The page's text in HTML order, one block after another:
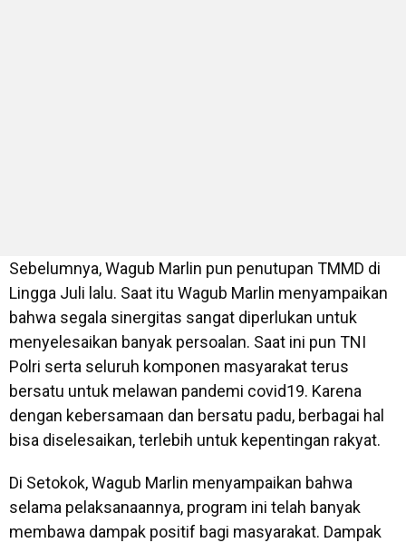
Sebelumnya, Wagub Marlin pun penutupan TMMD di
Lingga Juli lalu. Saat itu Wagub Marlin menyampaikan
bahwa segala sinergitas sangat diperlukan untuk
menyelesaikan banyak persoalan. Saat ini pun TNI
Polri serta seluruh komponen masyarakat terus
bersatu untuk melawan pandemi covid19. Karena
dengan kebersamaan dan bersatu padu, berbagai hal
bisa diselesaikan, terlebih untuk kepentingan rakyat.
Di Setokok, Wagub Marlin menyampaikan bahwa
selama pelaksanaannya, program ini telah banyak
membawa dampak positif bagi masyarakat. Dampak